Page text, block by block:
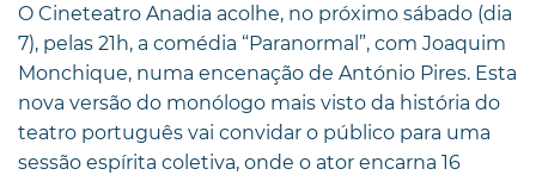
O Cineteatro Anadia acolhe, no próximo sábado (dia
7), pelas 21h, a comédia “Paranormal”, com Joaquim
Monchique, numa encenação de António Pires. Esta
nova versão do monólogo mais visto da história do
teatro português vai convidar o público para uma
sessão espírita coletiva, onde o ator encarna 16